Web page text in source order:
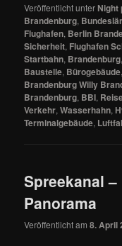
Veröffentlicht unter Night
Brandenburg,
Flughafen, Berlin
Sicherheit, Flughafen
Startbahn, Brandenburg,
Baustelle, Bürogebäude,
Brandenburg Willy
Brandenburg, BBI,
Verkehr,Wasserhahn,
Terminalgebäude,
Spreekanal
Panorama
Veröffentlicht am8. April